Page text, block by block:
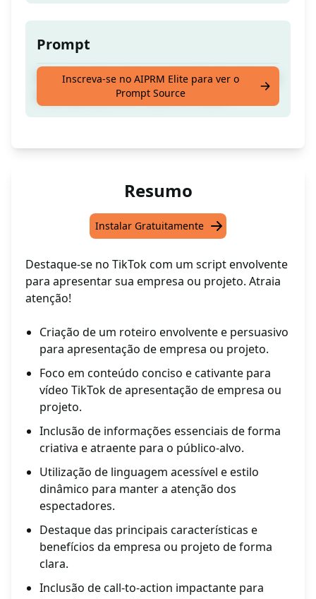
Prompt
Crie um roteiro de apresentação de empresa
ou projeto para um vídeo no Tiktok
Inscreva-se no AIPRM Elite para ver o
Prompt Source
Resumo
Instalar Gratuitamente
Destaque-se no TikTok com um script envolvente
para apresentar sua empresa ou projeto. Atraia
atenção!
Criação de um roteiro envolvente e persuasivo
para apresentação de empresa ou projeto.
Foco em conteúdo conciso e cativante para
vídeo TikTok de apresentação de empresa ou
projeto.
Inclusão de informações essenciais de forma
criativa e atraente para o público-alvo.
Utilização de linguagem acessível e estilo
dinâmico para manter a atenção dos
espectadores.
Destaque das principais características e
benefícios da empresa ou projeto de forma
clara.
Inclusão de call-to-action impactante para